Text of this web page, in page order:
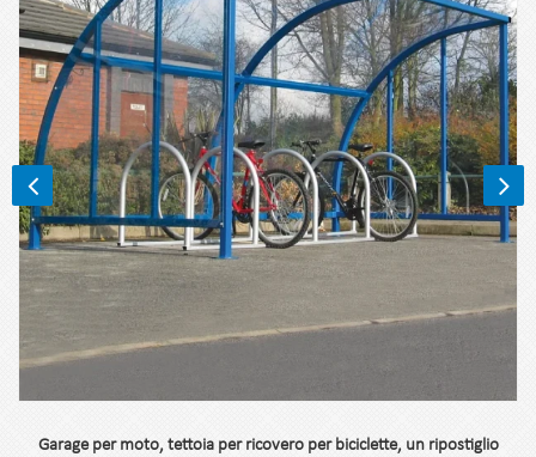
Garage per moto, tettoia per ricovero per biciclette, un ripostiglio